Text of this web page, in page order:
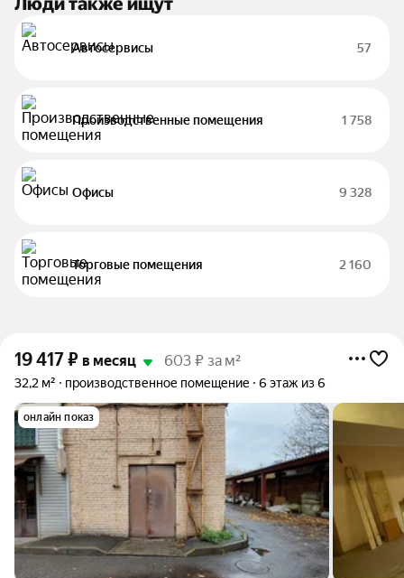
Автосервисы 57
Производственные помещения 1 758
Офисы 9 328
Торговые помещения 2 160
19 417₽ в месяц 603 ₽ за м²
32,2 м² производственное помещение 6 этаж из 6
онлайн показ